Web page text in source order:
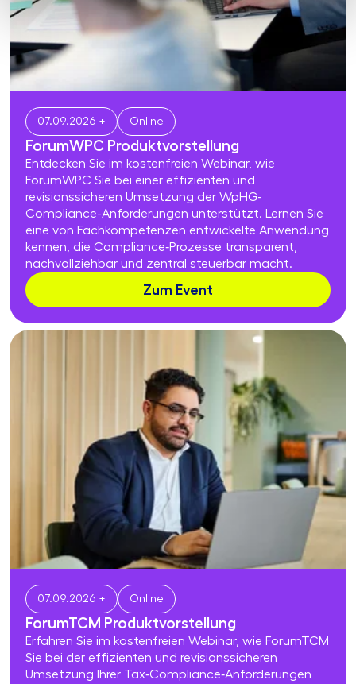
07.09.2026 + Online
ForumWPC Produktvor­stel­lung
Entdecken Sie im kostenfreien Webinar, wie
ForumWPC Sie bei einer effizienten und
revisionssicheren Umsetzung der WpHG-
Compliance-Anforderungen unterstützt. Lernen Sie
eine von Fachkompetenzen entwickelte Anwendung
kennen, die Compliance‑Prozesse transparent,
nachvollziehbar und zentral steuerbar macht.
Zum Event
07.09.2026 + Online
ForumTCM Produkt­vor­stel­lung
Erfahren Sie im kostenfreien Webinar, wie ForumTCM
Sie bei der effizienten und revisionssicheren
Umsetzung Ihrer Tax‑Compliance‑Anforderungen